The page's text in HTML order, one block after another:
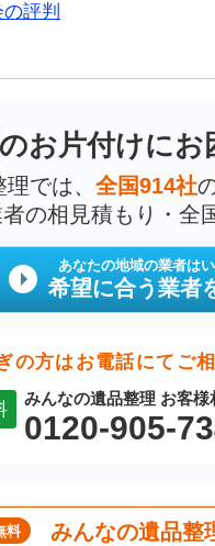
評判
お片付けにお
では、 全国914社
の相見積もり・全
あなたの地域の業者は
希望に合う業者
の方はお電話にてご
みんなの遺品整理 お客様
0120-905-
みんなの遺品整
料